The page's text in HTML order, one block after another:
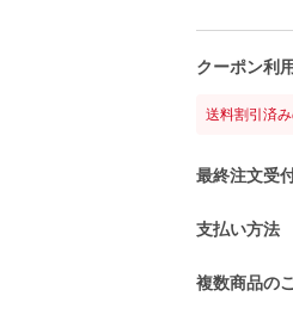
クーポン利
送料割引済
最終注文受
支払い方法
複数商品の